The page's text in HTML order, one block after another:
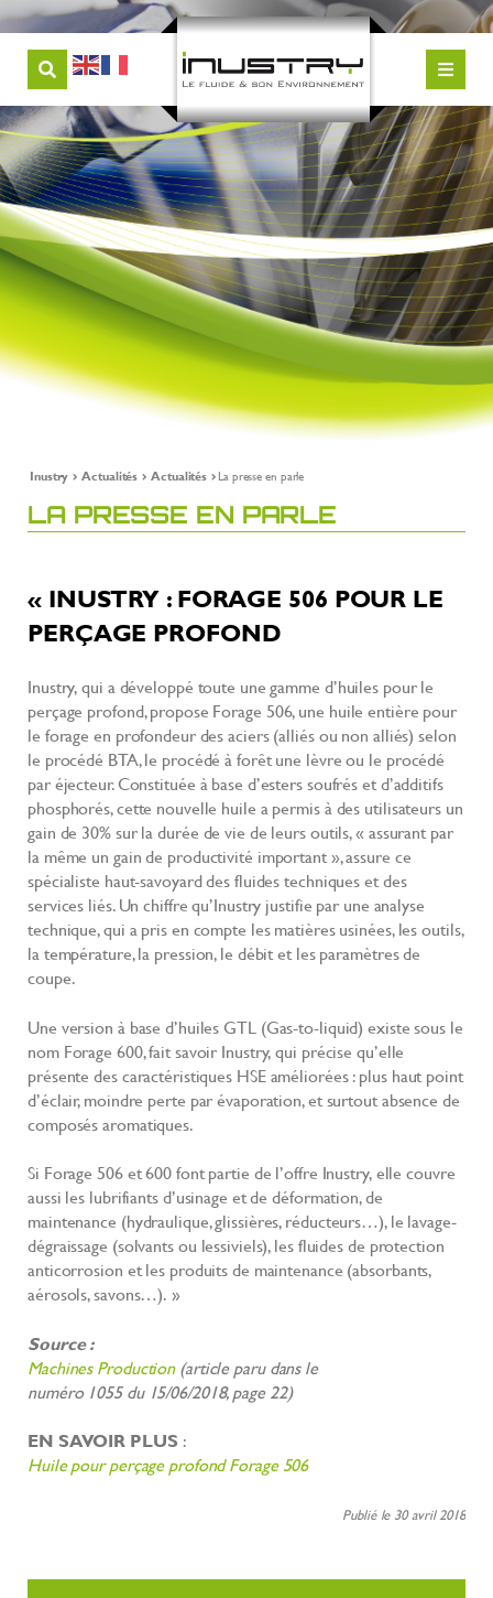
Inustry Actualités Actualités La presse en parle
LA PRESSE EN PARLE
« INUSTRY : FORAGE 506 POUR LE
PERÇAGE PROFOND
Inustry, qui a développé toute une gamme d’huiles pour le
perçage profond, propose Forage 506, une huile entière pour
le forage en profondeur des aciers (alliés ou non alliés) selon
le procédé BTA, le procédé à forêt une lèvre ou le procédé
par éjecteur. Constituée à base d’esters soufrés et d’additifs
phosphorés, cette nouvelle huile a permis à des utilisateurs un
gain de 30% sur la durée de vie de leurs outils, « assurant par
la même un gain de productivité important », assure ce
spécialiste haut-savoyard des fluides techniques et des
services liés. Un chiffre qu’Inustry justifie par une analyse
technique, qui a pris en compte les matières usinées, les outils,
la température, la pression, le débit et les paramètres de
coupe.
Une version à base d’huiles GTL (Gas-to-liquid) existe sous le
nom Forage 600, fait savoir Inustry, qui précise qu’elle
présente des caractéristiques HSE améliorées : plus haut point
d’éclair, moindre perte par évaporation, et surtout absence de
composés aromatiques.
Si Forage 506 et 600 font partie de l’offre Inustry, elle couvre
aussi les lubrifiants d’usinage et de déformation, de
maintenance (hydraulique, glissières, réducteurs…), le lavage-
dégraissage (solvants ou lessiviels), les fluides de protection
anticorrosion et les produits de maintenance (absorbants,
aérosols, savons…). »
Source :
Machines Production(article paru dans le
numéro 1055 du 15/06/2018, page 22)
EN SAVOIR PLUS :
Huile pour perçage profond Forage 506
Publié le 30 avril 2018